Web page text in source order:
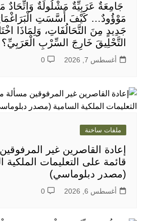
جَامِعَةٌ عَرَبِيِّةٌ مَشْلُولَةٌ وَاتِّحَادٌ
مَوْؤُودٌ… كَيْفَ أَسَّسَتِ
جَدِيدٍ مِنَ التَّحَالُفَاتِ، وَلِمَاذَا
التَّحْلِيقَ خَارِجَ السِّرْبِ الْعَرَبِيِّ؟
أغسطس 7, 2026 0
ملفات ساخنة
إعادة القاصرين غير
قائمة على التعليمات الملكية
(مصدر دبلوماسي)
أغسطس 6, 2026 0